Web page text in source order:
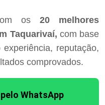
os 20 melhores
Taquarivaí, com base
reputação,
comprovados.
WhatsApp